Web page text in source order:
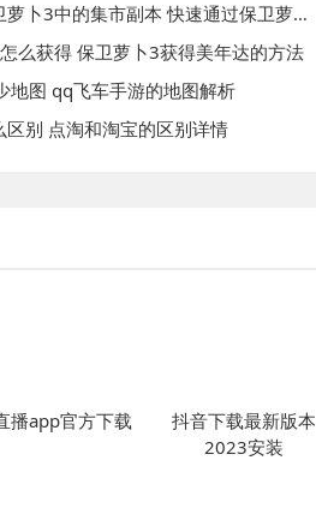
的集市副本 快速通过保卫萝卜3中的集市副本的方法
么获得 保卫萝卜3获得美年达的方法
地图 qq飞车手游的地图解析
区别 点淘和淘宝的区别详情
播app官方下载
抖音下载最新版本
2023安装